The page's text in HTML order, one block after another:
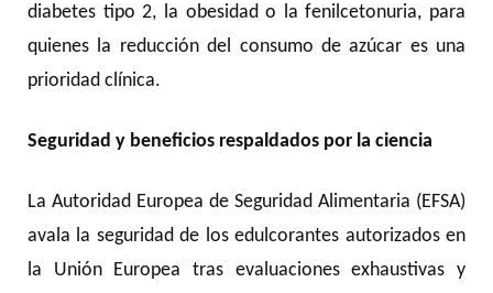
diabetes tipo 2, la obesidad o la fenilcetonuria, para
quienes la reducción del consumo de azúcar es una
prioridad clínica.
Seguridad y beneficios respaldados por la ciencia
La Autoridad Europea de Seguridad Alimentaria (EFSA)
avala la seguridad de los edulcorantes autorizados en
la Unión Europea tras evaluaciones exhaustivas y